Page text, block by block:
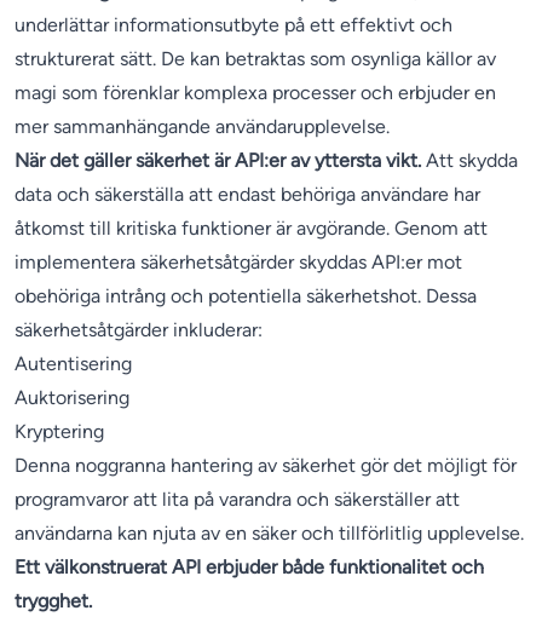
underlättar informationsutbyte på ett effektivt och
strukturerat sätt. De kan betraktas som osynliga källor av
magi som förenklar komplexa processer och erbjuder en
mer sammanhängande användarupplevelse.
När det gäller säkerhet är API:er av yttersta vikt. Att skydda
data och säkerställa att endast behöriga användare har
åtkomst till kritiska funktioner är avgörande. Genom att
implementera säkerhetsåtgärder skyddas API:er mot
obehöriga intrång och potentiella säkerhetshot. Dessa
säkerhetsåtgärder inkluderar:
Autentisering
Auktorisering
Kryptering
Denna noggranna hantering av säkerhet gör det möjligt för
programvaror att lita på varandra och säkerställer att
användarna kan njuta av en säker och tillförlitlig upplevelse.
Ett välkonstruerat API erbjuder både funktionalitet och
trygghet.